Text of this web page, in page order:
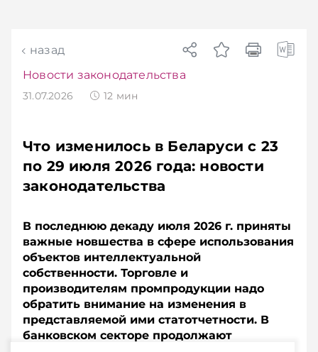
назад
Новости законодательства
31.07.2026 12 мин
Что изменилось в Беларуси с 23
по 29 июля 2026 года: новости
законодательства
В последнюю декаду июля 2026 г. приняты
важные новшества в сфере использования
объектов интеллектуальной
собственности. Торговле и
производителям промпродукции надо
обратить внимание на изменения в
представляемой ими статотчетности. В
банковском секторе продолжают